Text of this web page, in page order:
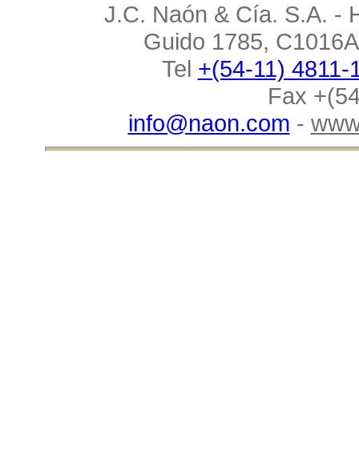
J.C. Naón & Cía. S.A. -
Guido 1785,
Tel +(54-11) 4811-
Fax
info@naon.com -